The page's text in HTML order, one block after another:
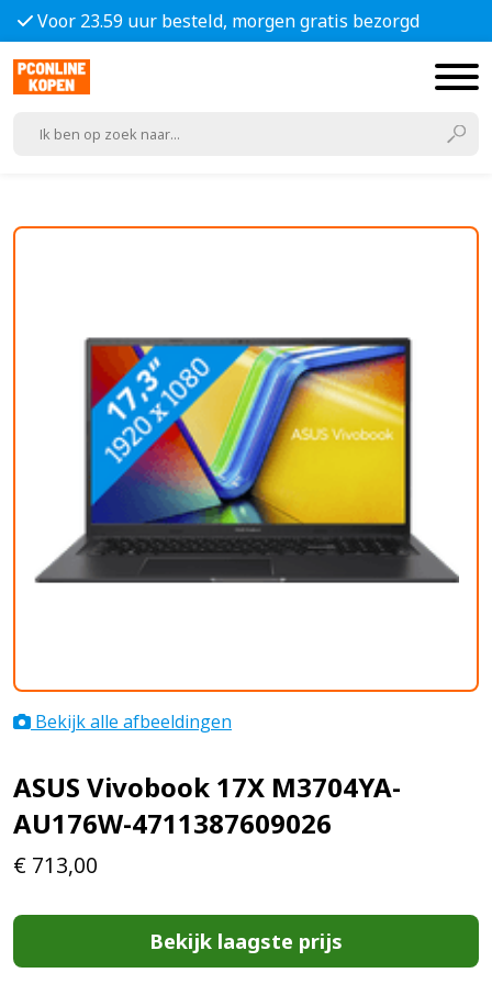
Voor 23.59 uur besteld, morgen gratis bezorgd
Bekijk alle afbeeldingen
ASUS Vivobook 17X M3704YA-
AU176W-4711387609026
€ 713,00
Bekijk laagste prijs